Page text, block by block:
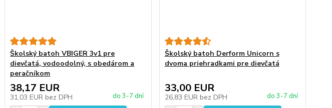
Školský batoh VBIGER 3v1 pre
dievčatá, vodoodolný, s obedárom a
peračníkom
38,17 EUR
31,03 EUR bez DPH do 3-7 dní
Školský batoh Derform Unicorn s
dvoma priehradkami pre dievčatá
33,00 EUR
26,83 EUR bez DPH do 3-7 dní